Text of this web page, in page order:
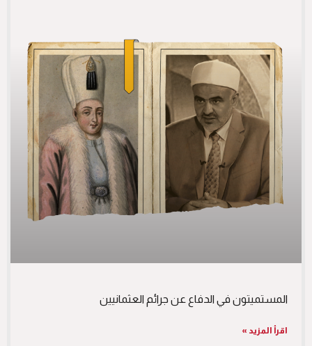
المستميتون في الدفاع عن جرائم العثمانيين
اقرأ المزيد »